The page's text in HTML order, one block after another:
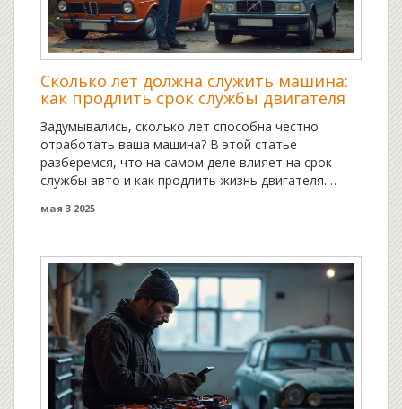
Сколько лет должна служить машина:
как продлить срок службы двигателя
Задумывались, сколько лет способна честно
отработать ваша машина? В этой статье
разберемся, что на самом деле влияет на срок
службы авто и как продлить жизнь двигателя.
моторы сдаются после ста тысяч, а у других
пригодятся каждому водителю. Эти мелочи в
повседневном уходе могут сэкономить кучу денег
на ремонте.
мая 3 2025